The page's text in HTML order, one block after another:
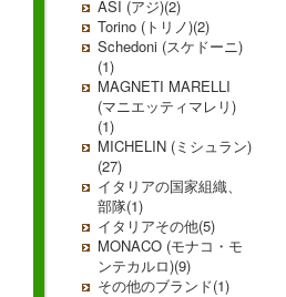
ASI (アジ)(2)
Torino (トリノ)(2)
Schedoni (スケドーニ)
(1)
MAGNETI MARELLI
(マニエッティマレリ)
(1)
MICHELIN (ミシュラン)
(27)
イタリアの国家組織、
部隊(1)
イタリアその他(5)
MONACO (モナコ・モ
ンテカルロ)(9)
その他のブランド(1)